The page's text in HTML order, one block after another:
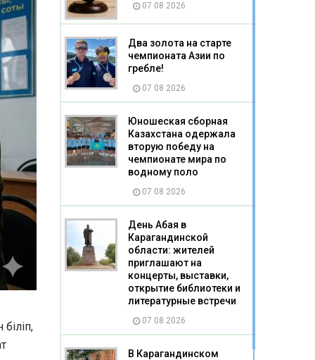
07 08 2026
Два золота на старте
чемпионата Азии по
гребле!
07 08 2026
Юношеская сборная
Казахстана одержала
вторую победу на
чемпионате мира по
водному поло
07 08 2026
День Абая в
Карагандинской
области: жителей
приглашают на
концерты, выставки,
открытие библиотеки и
литературные встречи
07 08 2026
В Карагандинском